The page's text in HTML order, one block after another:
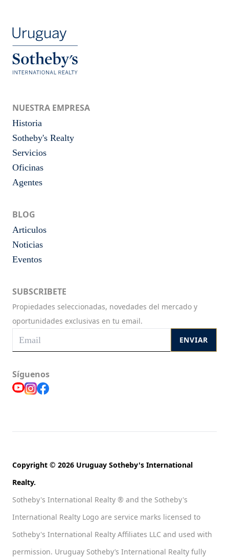
NUESTRA EMPRESA
Historia
Sotheby's Realty
Servicios
Oficinas
Agentes
BLOG
Articulos
Noticias
Eventos
SUBSCRIBETE
Propiedades seleccionadas, novedades del mercado y
oportunidades exclusivas en tu email.
ENVIAR
Síguenos
Copyright © 2026 Uruguay Sotheby's International
Realty.
Sotheby's International Realty ® and the Sotheby's
International Realty Logo are service marks licensed to
Sotheby's International Realty Affiliates LLC and used with
permission. Uruguay Sotheby’s International Realty fully